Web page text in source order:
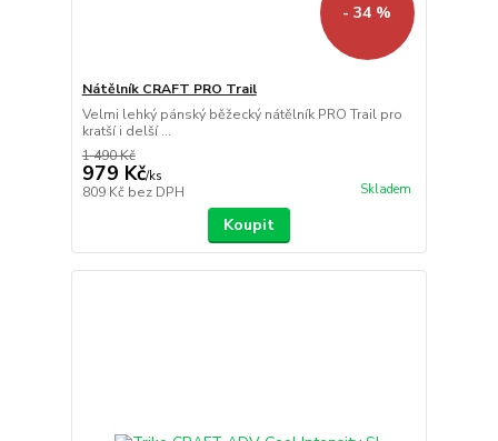
- 34 %
Nátělník CRAFT PRO Trail
Velmi lehký pánský běžecký nátělník PRO Trail pro
kratší i delší ...
1 490 Kč
979 Kč/ks
809 Kč bez DPH Skladem
Koupit